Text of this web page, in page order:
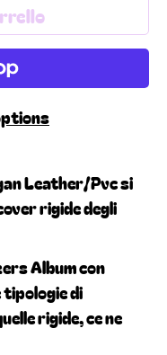
Leather/Pvc si
rigide degli
Album con
tipologie di
rigide, ce ne